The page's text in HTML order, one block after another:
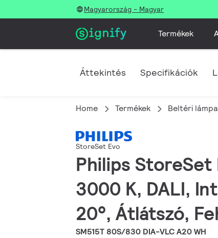
Magyarország - Magyar
Termékek
Áttekintés Specifikációk
Home Termékek Beltéri
StoreSet Evo
Philips StoreSet
3000 K, DALI,
20°, Átlátszó,
SM515T 80S/830 DIA-VLC A20 WH